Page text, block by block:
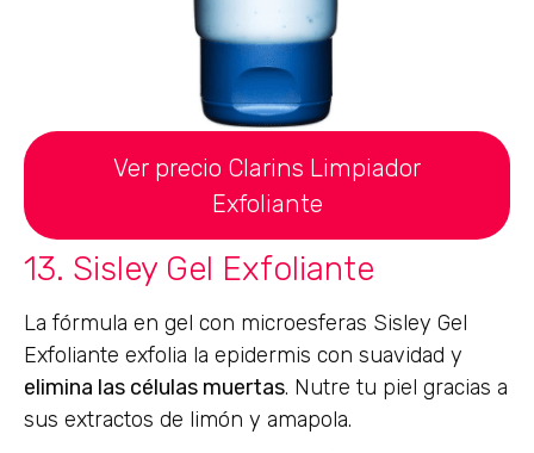
Ver precio Clarins Limpiador
Exfoliante
13. Sisley Gel Exfoliante
La fórmula en gel con microesferas Sisley Gel
Exfoliante exfolia la epidermis con suavidad y
elimina las células muertas. Nutre tu piel gracias a
sus extractos de limón y amapola.